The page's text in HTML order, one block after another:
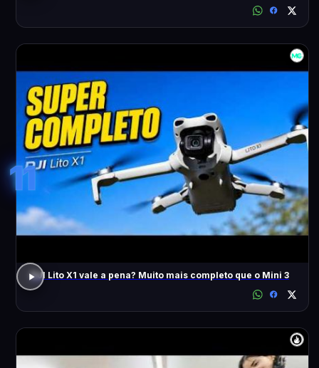
11
DJI Lito X1 vale a pena? Muito mais completo que o Mini 3